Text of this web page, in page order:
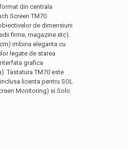
din centrala
Screen TM70
de dimensiuni
firme, magazine etc).
imbina eleganta cu
legate de starea
grafica
Tastatura TM70 este
licenta pentru SOL
Monitoring) si Solo